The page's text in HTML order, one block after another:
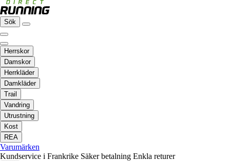
Sök
Herrskor
Damskor
Herrkläder
Damkläder
Trail
Vandring
Utrustning
Kost
REA
Varumärken
Kundservice i Frankrike Säker betalning Enkla returer